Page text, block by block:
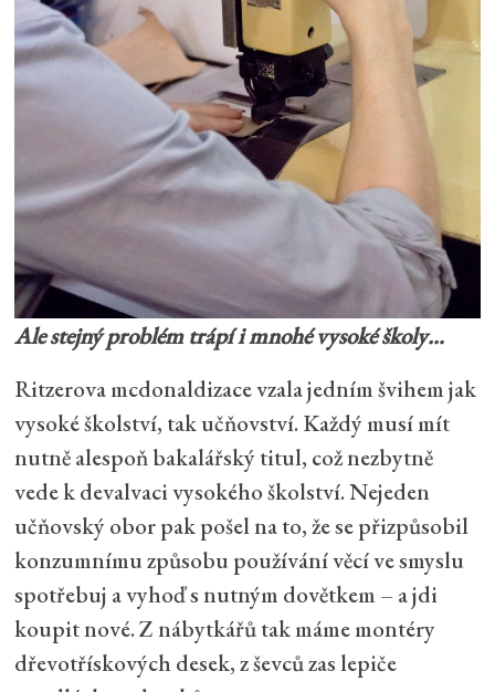
Ale stejný problém trápí i mnohé vysoké školy…
Ritzerova mcdonaldizace vzala jedním švihem jak
vysoké školství, tak učňovství. Každý musí mít
nutně alespoň bakalářský titul, což nezbytně
vede k devalvaci vysokého školství. Nejeden
učňovský obor pak pošel na to, že se přizpůsobil
konzumnímu způsobu používání věcí ve smyslu
spotřebuj a vyhoď s nutným dovětkem – a jdi
koupit nové. Z nábytkářů tak máme montéry
dřevotřískových desek, z ševců zas lepiče